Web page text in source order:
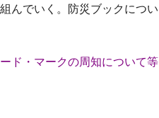
んでいく。防災ブックについ
ド・マークの周知について等